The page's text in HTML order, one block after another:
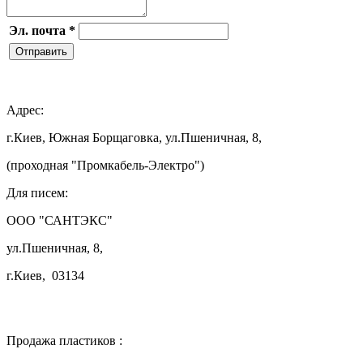
Эл. почта *
Отправить
Адрес:
г.Киев, Южная Борщаговка, ул.Пшеничная, 8,
(проходная "Промкабель-Электро")
Для писем:
ООО "САНТЭКС"
ул.Пшеничная, 8,
г.Киев, 03134
Продажа пластиков :